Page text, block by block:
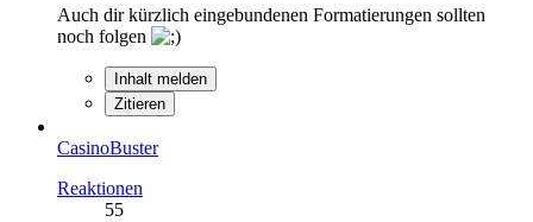
Auch dir kürzlich eingebundenen Formatierungen sollten
noch folgen
Inhalt melden
Zitieren
CasinoBuster
Reaktionen
55